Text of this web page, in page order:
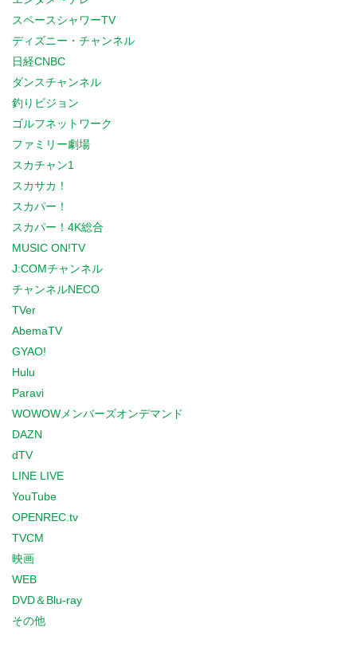
スペースシャワーTV
ディズニー・チャンネル
日経CNBC
ダンスチャンネル
釣りビジョン
ゴルフネットワーク
ファミリー劇場
スカチャン1
スカサカ！
スカパー！
スカパー！4K総合
MUSIC ON!TV
J:COMチャンネル
チャンネルNECO
TVer
AbemaTV
GYAO!
Hulu
Paravi
WOWOWメンバーズオンデマンド
DAZN
dTV
LINE LIVE
YouTube
OPENREC.tv
TVCM
映画
WEB
DVD＆Blu-ray
その他